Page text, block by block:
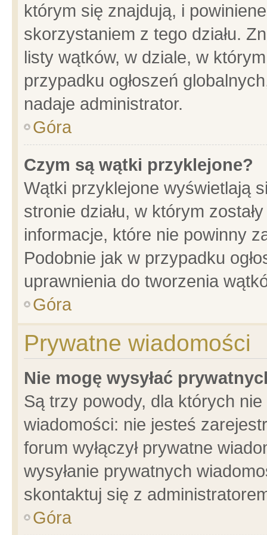
którym się znajdują, i
skorzystaniem z tego działu.
listy wątków, w dziale, w
przypadku ogłoszeń
nadaje administrator.
Góra
Czym są wątki przyklejone?
Wątki przyklejone wyświetlają
stronie działu, w którym
informacje, które nie powinny
Podobnie jak w przypadku
uprawnienia do tworzenia
Góra
Prywatne wiadomości
Nie mogę wysyłać
Są trzy powody, dla których
wiadomości: nie jesteś
forum wyłączył prywatne
wysyłanie prywatnych
skontaktuj się z
Góra